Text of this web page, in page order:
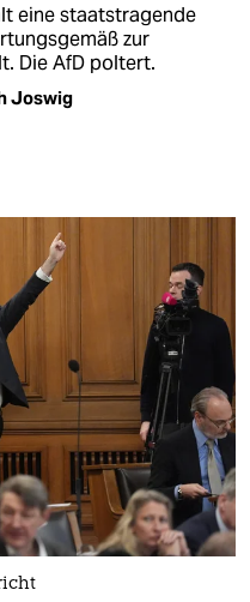
eine staatstragende
zur
Die AfD poltert.
Joswig